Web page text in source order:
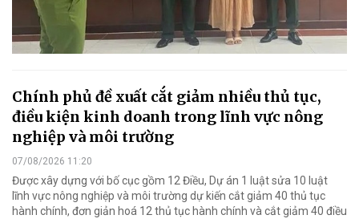
Chính phủ đề xuất cắt giảm nhiều thủ tục,
điều kiện kinh doanh trong lĩnh vực nông
nghiệp và môi trường
07/08/2026 11:20
Được xây dựng với bố cục gồm 12 Điều, Dự án 1 luật sửa 10 luật
lĩnh vực nông nghiệp và môi trường dự kiến cắt giảm 40 thủ tục
hành chính, đơn giản hoá 12 thủ tục hành chính và cắt giảm 40 điều